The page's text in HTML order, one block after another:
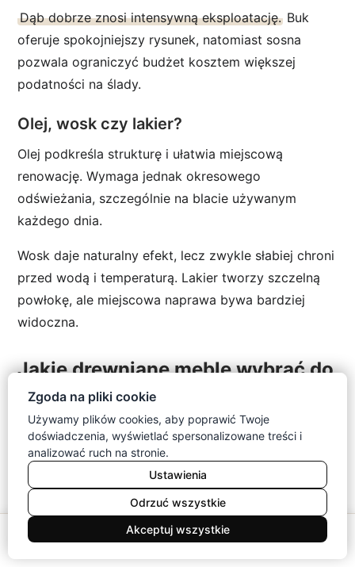
Dąb dobrze znosi intensywną eksploatację. Buk
oferuje spokojniejszy rysunek, natomiast sosna
pozwala ograniczyć budżet kosztem większej
podatności na ślady.
Olej, wosk czy lakier?
Olej podkreśla strukturę i ułatwia miejscową
renowację. Wymaga jednak okresowego
odświeżania, szczególnie na blacie używanym
każdego dnia.
Wosk daje naturalny efekt, lecz zwykle słabiej chroni
przed wodą i temperaturą. Lakier tworzy szczelną
powłokę, ale miejscowa naprawa bywa bardziej
widoczna.
Jakie drewniane meble wybrać do
konkretnego domowego biura?
Jeśli zastanawiasz się, jak urządzić domowe biuro w
gotowym wnętrzu, zacznij od skali mebli. Zestaw
powinien zapewniać przechowywanie bez
przytłaczania pomieszczenia.
Małe biuro w salonie lub sypialni
Wybierz smukłe biurko, mobilny kontenerek i półki
Zgoda na pliki cookie
Używamy plików cookies, aby poprawić Twoje
doświadczenia, wyświetlać spersonalizowane treści i
analizować ruch na stronie.
Ustawienia
Odrzuć wszystkie
Akceptuj wszystkie